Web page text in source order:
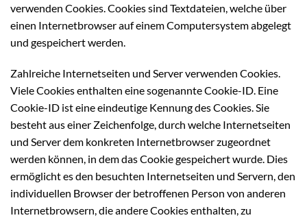
verwenden Cookies. Cookies sind Textdateien, welche über
einen Internetbrowser auf einem Computersystem abgelegt
und gespeichert werden.
Zahlreiche Internetseiten und Server verwenden Cookies.
Viele Cookies enthalten eine sogenannte Cookie-ID. Eine
Cookie-ID ist eine eindeutige Kennung des Cookies. Sie
besteht aus einer Zeichenfolge, durch welche Internetseiten
und Server dem konkreten Internetbrowser zugeordnet
werden können, in dem das Cookie gespeichert wurde. Dies
ermöglicht es den besuchten Internetseiten und Servern, den
individuellen Browser der betroffenen Person von anderen
Internetbrowsern, die andere Cookies enthalten, zu